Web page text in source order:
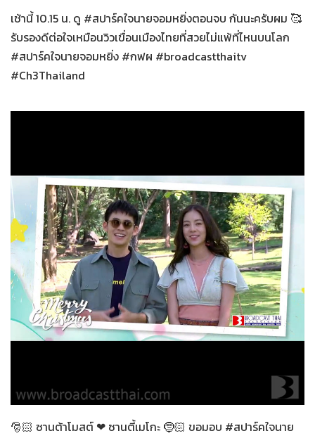
เช้านี้ 10.15 น. ดู #สปาร์คใจนายจอมหยิ่งตอนจบ กันนะครับผม 🥰
รับรองดีต่อใจเหมือนวิวเขื่อนเมืองไทยที่สวยไม่แพ้ที่ไหนบนโลก
#สปาร์คใจนายจอมหยิ่ง #กฟผ #broadcastthaitv
#Ch3Thailand
25-12-2563 สปาร์คใจนายจอมหยิ่ง
🎅🏻 ซานต้าโมสต์ ❤ ซานตี้เมโกะ 🤶🏻 ขอมอบ #สปาร์คใจนาย